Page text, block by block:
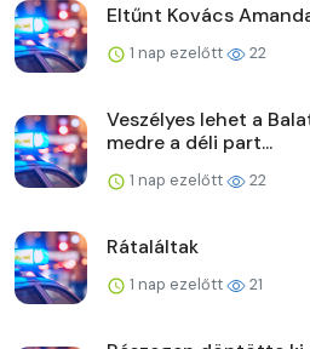
Eltűnt Kovács
1 nap ezelőtt 22
Veszélyes lehet a
medre a déli part...
1 nap ezelőtt 22
Rátaláltak
1 nap ezelőtt 21